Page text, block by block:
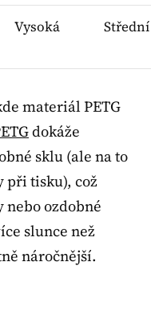
Vysoká Střední
materiál PETG
dokáže
sklu (ale na to
při tisku), což
nebo ozdobné
slunce než
náročnější.